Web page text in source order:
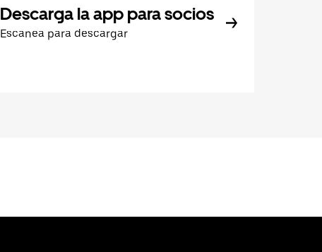
Descarga la app para socios
Escanea para descargar